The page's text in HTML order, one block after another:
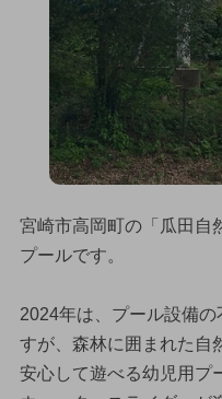
宮崎市高岡町の「瓜田自
プールです。
2024年は、プール設備
すが、森林に囲まれた自
安心して遊べる幼児用プ